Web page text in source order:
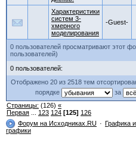
Характеристики
систем 3-
хмерного
моделирования
-Guest-
0 пользователей просматривают этот
пользователей)
0 пользователей:
Отображено 20 из 2518 тем
порядке
за
Страницы: (126) «
Первая ... 123 124 [125] 126
Форум на Исходниках.RU
Графика
графики